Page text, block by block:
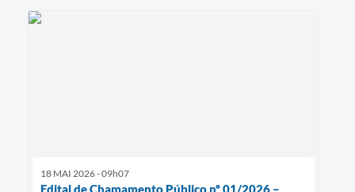
18 MAI 2026 - 09h07
Edital de Chamamento Público nº 01/2026 –